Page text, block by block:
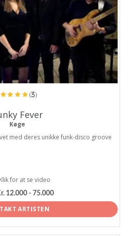
(3)
Fever
Køge
med deres unikke funk-disco groove
Klik for at se video
12.000 - 75.000
ARTISTEN